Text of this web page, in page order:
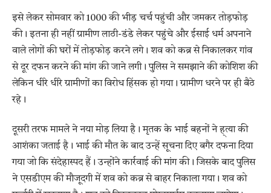
इसे लेकर सोमवार को 1000 की भीड़ चर्च पहुंची और जमकर तोड़फोड़
की। इतना ही नहीं ग्रामीण लाठी-डंडे लेकर पहुंचे और ईसाई धर्म अपनाने
वाले लोगों की घरों में तोड़फोड़ करने लगे। शव को कब्र से निकालकर गांव
से दूर दफन करने की मांग की जाने लगी। पुलिस ने समझाने की कोशिश की
लेकिन धीरे धीरे ग्रामीणों का विरोध हिंसक हो गया। ग्रामीण धरने पर ही बैठे
रहे।
दूसरी तरफ मामले ने नया मोड़ लिया है। मृतक के भाई बहनों ने ह्त्या की
आशंका जताई है। भाई की मौत के बाद उन्हें सूचना दिए बगैर दफना दिया
गया जो कि संदेहास्पद हैं। उन्होंने कार्रवाई की मांग की। जिसके बाद पुलिस
ने एसडीएम की मौजूदगी में शव को कब्र से बाहर निकाला गया। शव को